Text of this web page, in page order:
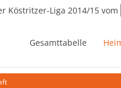
Köstritzer-Liga 2014/15 vom
Gesamttabelle